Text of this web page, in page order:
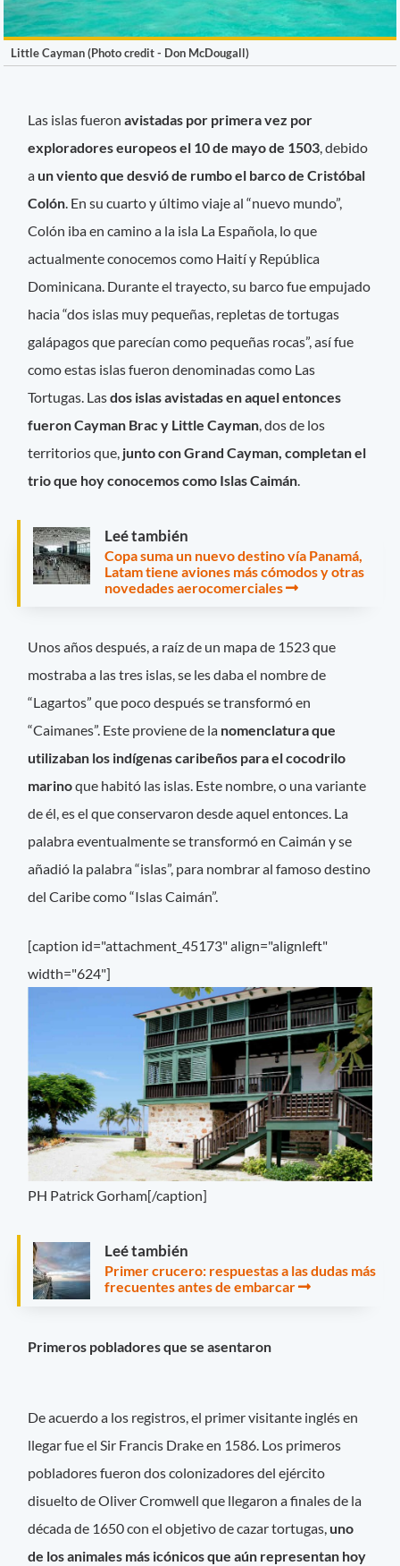
Little Cayman (Photo credit - Don McDougall)
Las islas fueronavistadas por primera vez por
exploradores europeos el 10 de mayo de 1503 , debido
a un viento que desvió de rumbo el barco de Cristóbal
Colón . En su cuarto y último viaje al “nuevo mundo”,
Colón iba en camino a la isla La Española, lo que
actualmente conocemos como Haití y República
Dominicana. Durante el trayecto, su barco fue empujado
hacia “dos islas muy pequeñas, repletas de tortugas
galápagos que parecían como pequeñas rocas”, así fue
como estas islas fueron denominadas como Las
Tortugas. Lasdos islas avistadas en aquel entonces
fueron Cayman Brac y Little Cayman , dos de los
territorios que, junto con Grand Cayman, completan el
trio que hoy conocemos como Islas Caimán
Leé también
Copa suma un nuevo destino vía Panamá,
Latam tiene aviones más cómodos y otras
novedades aerocomerciales
Unos años después, a raíz de un mapa de 1523 que
mostraba a las tres islas, se les daba el nombre de
“Lagartos” que poco después se transformó en
“Caimanes”. Este proviene de la nomenclatura que
utilizaban los indígenas caribeños para el cocodrilo
marinoque habitó las islas. Este nombre, o una variante
de él, es el que conservaron desde aquel entonces. La
palabra eventualmente se transformó en Caimán y se
añadió la palabra “islas”, para nombrar al famoso destino
del Caribe como “Islas Caimán”.
[caption id="attachment_45173" align="alignleft"
width="624"]
PH Patrick Gorham[/caption]
Leé también
Primer crucero: respuestas a las dudas más
frecuentes antes de embarcar
Primeros pobladores que se asentaron
De acuerdo a los registros, el primer visitante inglés en
llegar fue el Sir Francis Drake en 1586. Los primeros
pobladores fueron dos colonizadores del ejército
disuelto de Oliver Cromwell que llegaron a finales de la
década de 1650 con el objetivo de cazar tortugas, uno
de los animales más icónicos que aún representan hoy